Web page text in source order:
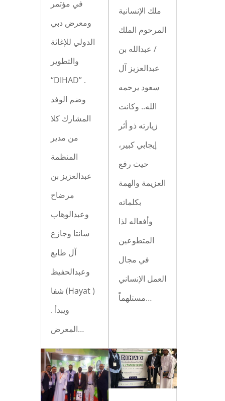
في مؤتمر
ومعرض دبي
الدولي للإغاثة
والتطوير
“DIHAD” .
وضم الوفد
المشارك كلا
من مدير
المنظمة
عبدالعزيز بن
مرضاح
وعبدالوهاب
سانتا وجازع
آل طايع
وعبدالحفيظ
شفا (Hayat )
. ويبدأ
المعرض…
ملك الإنسانية
المرحوم الملك
/ عبدالله بن
عبدالعزيز آل
سعود يرحمه
الله.. وكانت
زيارته ذو أثر
إيجابي كبير،
حيث رفع
العزيمة والهمة
بكلماته
وأفعاله لذا
المتطوعين
في مجال
العمل الإنساني
مستلهماً…